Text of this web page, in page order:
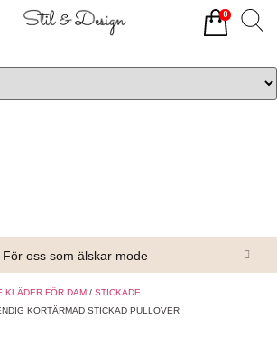
För oss som älskar mode
KLÄDER FÖR DAM / STICKADE
KORTÄRMAD STICKAD PULLOVER
0